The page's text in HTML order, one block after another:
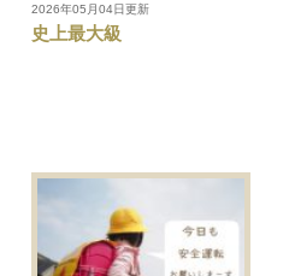
2026年05月04日更新
史上最大級